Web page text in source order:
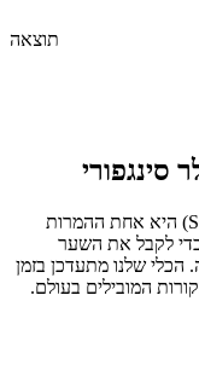
תוצאה
סינגפורי
) היא אחת ההמרות
לקבל את השער
שלנו מתעדכן בזמן
המובילים בעולם.